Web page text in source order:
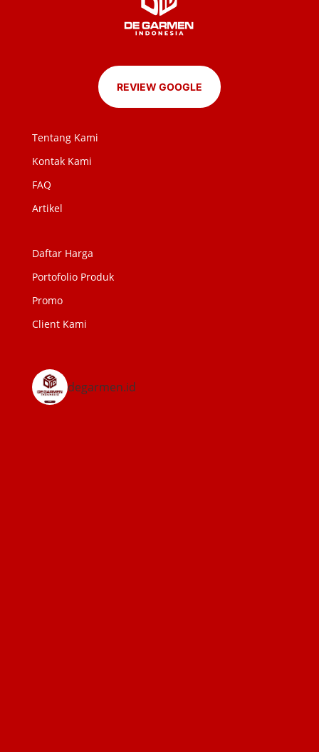
REVIEW GOOGLE
Tentang Kami
Kontak Kami
FAQ
Artikel
Daftar Harga
Portofolio Produk
Promo
Client Kami
degarmen.id